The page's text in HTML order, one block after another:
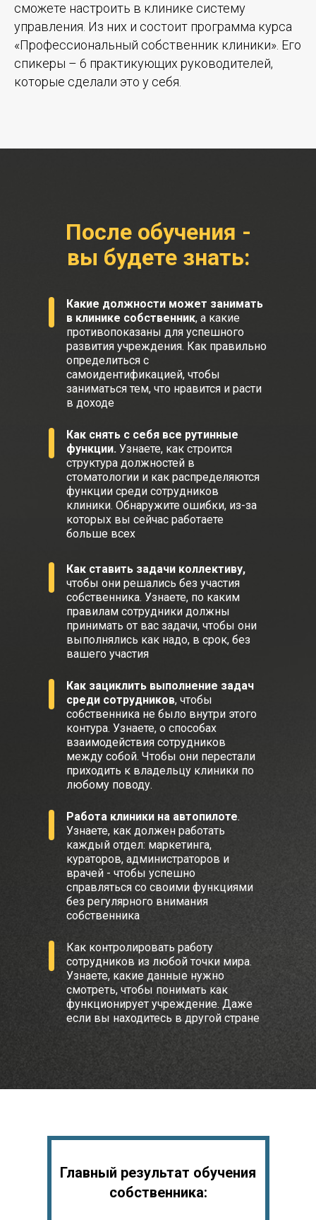
сможете настроить в клинике систему
управления. Из них и состоит программа курса
«Профессиональный собственник клиники». Его
спикеры – 6 практикующих руководителей,
которые сделали это у себя.
После обучения -
вы будете знать:
Какие должности может занимать
в клинике собственник, а какие
противопоказаны для успешного
развития учреждения. Как правильно
определиться с
самоидентификацией, чтобы
заниматься тем, что нравится и расти
в доходе
Как снять с себя все рутинные
функции. Узнаете, как строится
структура должностей в
стоматологии и как распределяются
функции среди сотрудников
клиники. Обнаружите ошибки, из-за
которых вы сейчас работаете
больше всех
Как ставить задачи коллективу,
чтобы они решались без участия
собственника. Узнаете, по каким
правилам сотрудники должны
принимать от вас задачи, чтобы они
выполнялись как надо, в срок, без
вашего участия
Как зациклить выполнение задач
среди сотрудников, чтобы
собственника не было внутри этого
контура. Узнаете, о способах
взаимодействия сотрудников
между собой. Чтобы они перестали
приходить к владельцу клиники по
любому поводу.
Работа клиники на автопилоте.
Узнаете, как должен работать
каждый отдел: маркетинга,
кураторов, администраторов и
врачей - чтобы успешно
справляться со своими функциями
без регулярного внимания
собственника
Как контролировать работу
сотрудников из любой точки мира.
Узнаете, какие данные нужно
смотреть, чтобы понимать как
функционирует учреждение. Даже
если вы находитесь в другой стране
Главный результат обучения
собственника: